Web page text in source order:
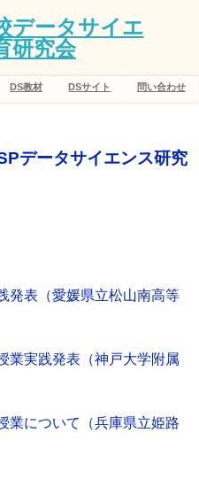
データサイエ
研究会
DS教材 DSサイト 問い合わせ
データサイエンス研究
発表（愛媛県立松山南高等
業実践発表（神戸大学附属
業について（兵庫県立姫路